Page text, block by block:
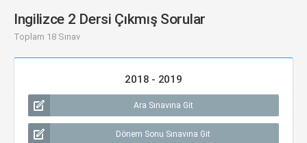
Ingilizce 2 Dersi Çıkmış Sorular
Toplam 18 Sınav
2018 - 2019
Ara Sınavına Git
Dönem Sonu Sınavına Git